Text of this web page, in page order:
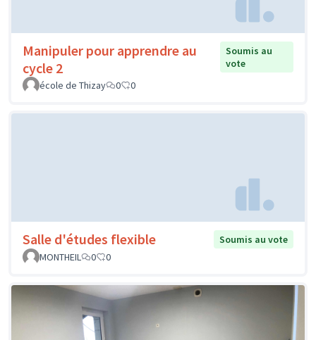
Manipuler pour apprendre au
cycle 2
Soumis au
vote
école de Thizay
0 0
Salle d'études flexible
Soumis au vote
MONTHEIL
0 0